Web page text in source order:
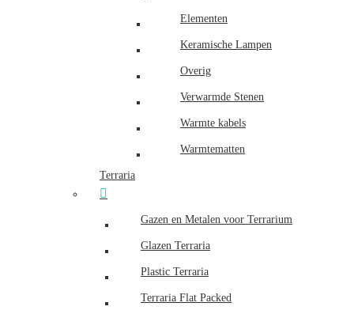
Elementen
Keramische Lampen
Overig
Verwarmde Stenen
Warmte kabels
Warmtematten
Terraria
Gazen en Metalen voor Terrarium
Glazen Terraria
Plastic Terraria
Terraria Flat Packed